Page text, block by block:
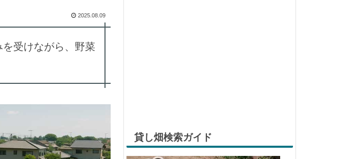
2025.08.09
受けながら、野菜
貸し畑検索ガイド